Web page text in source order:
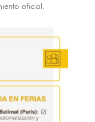
oficial